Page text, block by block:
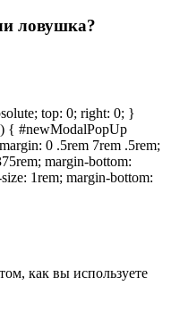
ловушка?
top: 0; right: 0; }
{ #newModalPopUp
0 .5rem 7rem .5rem;
margin-bottom:
1rem; margin-bottom:
как вы используете